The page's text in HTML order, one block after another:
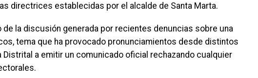
directrices establecidas por el alcalde de Santa Marta.
la discusión generada por recientes denuncias sobre una
tema que ha provocado pronunciamientos desde distintos
a emitir un comunicado oficial rechazando cualquier